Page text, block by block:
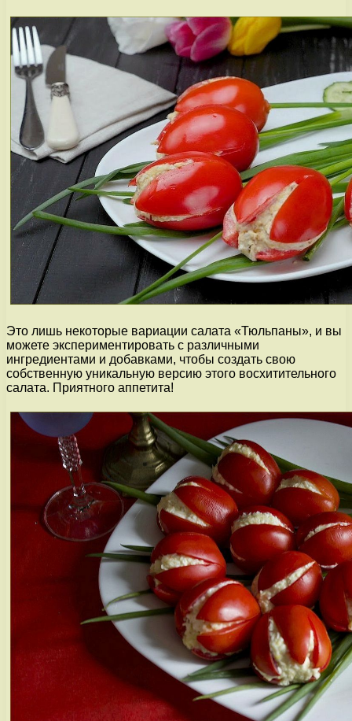
Это лишь некоторые вариации салата «Тюльпаны», и вы
можете экспериментировать с различными
ингредиентами и добавками, чтобы создать свою
собственную уникальную версию этого восхитительного
салата. Приятного аппетита!